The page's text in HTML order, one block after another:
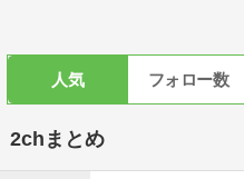
人気 フォロー数
2chまとめ